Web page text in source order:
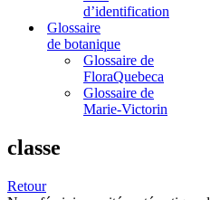
d’identification
Glossaire
de botanique
Glossaire de
FloraQuebeca
Glossaire de
Marie-Victorin
classe
Retour